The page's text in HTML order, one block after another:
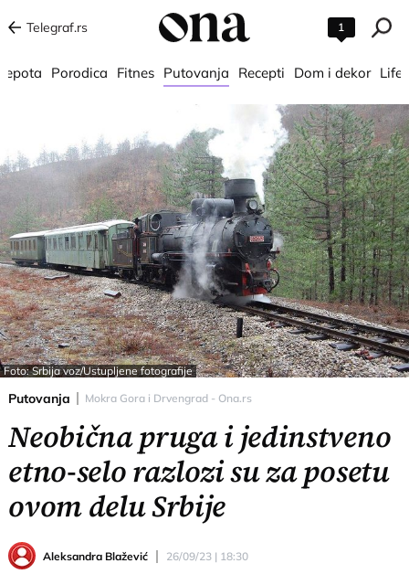
Telegraf.rs 1
Porodica Fitnes Putovanja Recepti Dom i dekor
Foto: Srbija voz/Ustupljene fotografije
Putovanja Mokra Gora i Drvengrad - Ona.rs
Neobična pruga i jedinstveno
etno-selo razlozi su za posetu
ovom delu Srbije
Aleksandra Blažević 26/09/23 | 18:30